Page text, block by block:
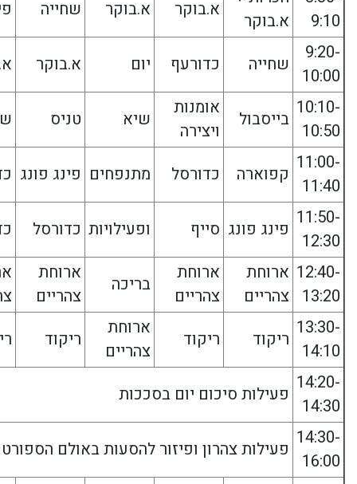
9:10
א.בוקר
א.בוקר א.בוקר שחייה
9:20-
10:00
שחייה כדורעף יום א.בוקר
10:10-
10:50
בייסבול
אומנות
ויצירה
שיא טניס
11:00-
11:40
קפוארה כדורסל מתנפחים פינג פונג
11:50-
12:30
פינג פונג סייף ופעילויות כדורסל
12:40-
13:20
ארוחת
צהריים
ארוחת
צהריים
בריכה
ארוחת
צהריים
13:30-
14:10
ריקוד ריקוד
ארוחת
צהריים
ריקוד
14:20-
14:30
פעילות סיכום יום בסככות
14:30-
16:00
פעילות צהרון ופיזור להסעות באולם הספורט